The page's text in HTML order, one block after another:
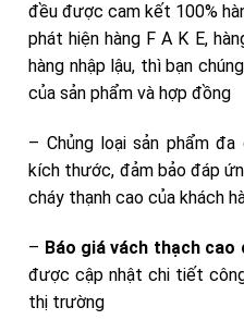
đều được cam kết 100%
phát hiện hàng F A K E,
hàng nhập lậu, thì bạn
của sản phẩm và hợp đồng
– Chủng loại sản phẩm
kích thước, đảm bảo đáp
cháy thạnh cao của khách
– Báo giá vách thạch cao
được cập nhật chi tiết
thị trường